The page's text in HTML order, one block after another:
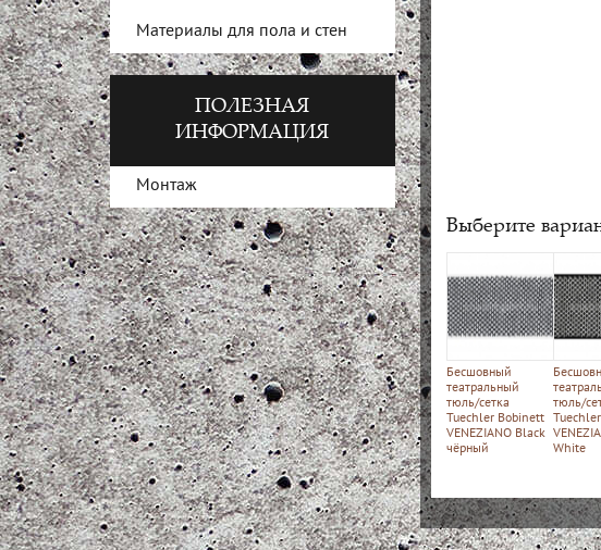
Выберите
Бесшовный
театральный
тюль/сетка
Tuechler Bobinett
VENEZIANO Black
чёрный
тюль/
White
Материалы для пола и стен
ПОЛЕЗНАЯ
ИНФОРМАЦИЯ
Монтаж